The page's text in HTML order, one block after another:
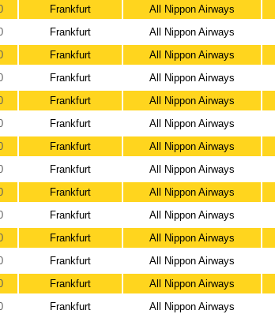
Frankfurt All Nippon Airways
Frankfurt All Nippon Airways
Frankfurt All Nippon Airways
Frankfurt All Nippon Airways
Frankfurt All Nippon Airways
Frankfurt All Nippon Airways
Frankfurt All Nippon Airways
Frankfurt All Nippon Airways
Frankfurt All Nippon Airways
Frankfurt All Nippon Airways
Frankfurt All Nippon Airways
Frankfurt All Nippon Airways
Frankfurt All Nippon Airways
Frankfurt All Nippon Airways